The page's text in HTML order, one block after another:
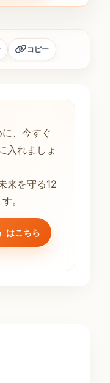
コピー
、今すぐ
入れましょ
来を守る12
。
はこちら